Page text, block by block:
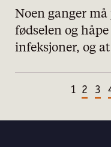
Noen ganger
fødselen og
infeksjoner, og
1 2 3